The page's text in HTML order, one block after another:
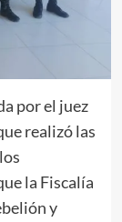
por el juez
realizó las
la Fiscalía
y